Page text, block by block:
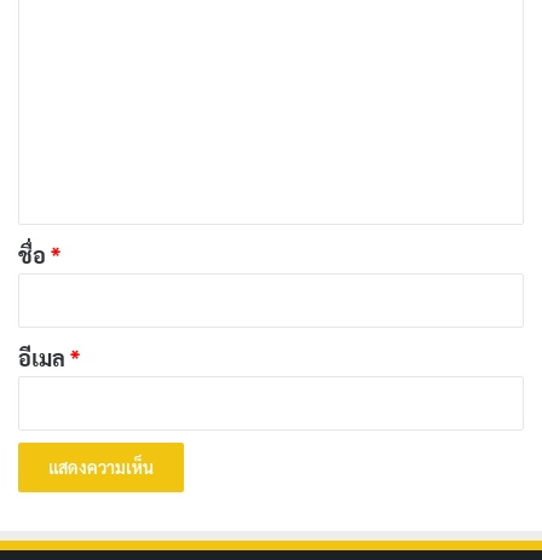
ตกอับคืนเวที ฝังใจกว่าแค่เพลงเดียวใน Netflix
Knapp และ Laux ไม่ได้ละเลยความเป็นไปได้ในมุมมองที่
เป็นเหตุผลจากโลก เช่น การกระทำของคู่แข่งเจ้าของฟาร์ม
*
ชื่อ *
อีเมล *